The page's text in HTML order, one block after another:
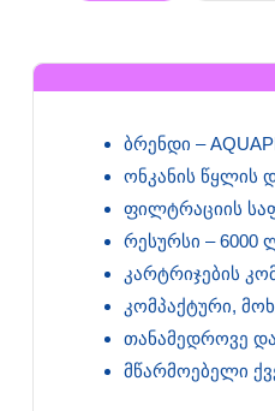
ბრენდი –
ონკანის წყლის
ფილტრაციის
რესურსი – 6000
კარტრიჯების
კომპაქტური,
თანამედროვე
მწარმოებელი